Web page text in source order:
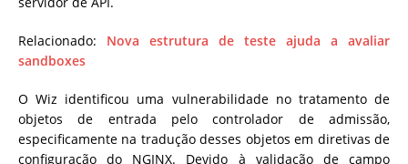
Relacionado: Nova estrutura de teste ajuda a avaliar
sandboxes
O Wiz identificou uma vulnerabilidade no tratamento de
objetos de entrada pelo controlador de admissão,
especificamente na tradução desses objetos em diretivas de
configuração do NGINX. Devido à validação de campo